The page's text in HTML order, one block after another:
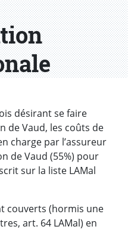
désirant se faire
de Vaud, les coûts de
charge par l’assureur
de Vaud (55%) pour
sur la liste LAMal
couverts (hormis une
art. 64 LAMal) en